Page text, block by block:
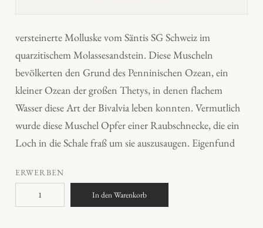
versteinerte Molluske vom Säntis SG Schweiz im
quarzitischem Molassesandstein. Diese Muscheln
bevölkerten den Grund des Penninischen Ozean, ein
kleiner Ozean der großen Thetys, in denen flachem
Wasser diese Art der Bivalvia leben konnten. Vermutlich
wurde diese Muschel Opfer einer Raubschnecke, die ein
Loch in die Schale fraß um sie auszusaugen. Eigenfund
ERWERBEN
o
In den Warenkorb